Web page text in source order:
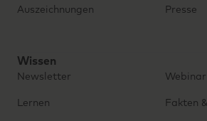
Auszeichnungen Presse
Wissen
Newsletter Webinar
Lernen Fakten